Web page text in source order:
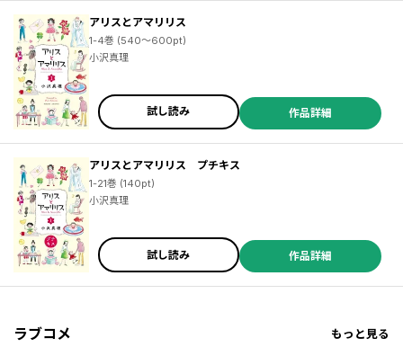
／やじま冬美 ／くずしろ ／夏目靫子 ／鯨井あめ ／あんじちこ ／ｔｅｎ ／月子 ／ヤマザキマリ ／雁須磨子 ／藤あさひ ／夜宵野十六 ／りにあ・かたや ／噛無仁 ／杜野亜希 ／織田涼 ／千秋絵衣子 ／満井春香 ／景山五月 ／藤代香澄 ／田茂たも太 ／栗原まもる ／清野静流 ／中村はな ／那波マオ ／星窪朱子 ／青木万里子 ／あなしん ／ｒｕｕ ／リカチ ／おかもととかさ ／星名里帆 ／二ノ宮知子 ／海野つなみ ／浅見理都 ／はんざき朝未 ／柴なつみ ／天沢アキ ／有賀リエ ／小沢かな ／小川彌生 ／ナカガワパリ
アリスとアマリリス
1-4巻 (540～600pt)
小沢真理
試し読み 作品詳細
アリスとアマリリス プチキス
1-21巻 (140pt)
小沢真理
試し読み 作品詳細
ラブコメ もっと見る